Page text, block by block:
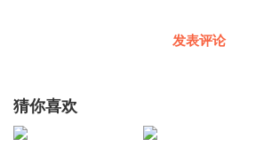
发表评论
猜你喜欢